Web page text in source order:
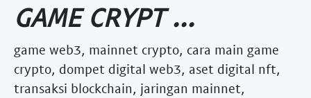
GAME CRYPT ...
game web3, mainnet crypto, cara main game
crypto, dompet digital web3, aset digital nft,
transaksi blockchain, jaringan mainnet,